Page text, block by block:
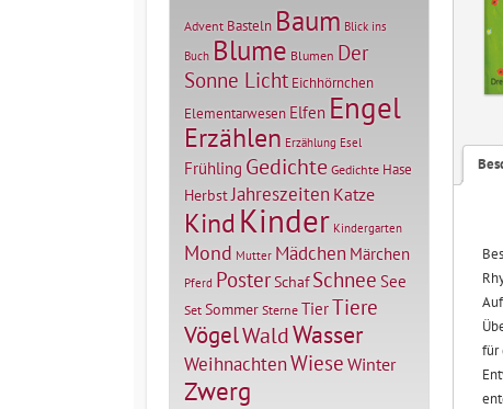
für
Advent Basteln Baum Blick ins
Buch Blume Blumen Der
Sonne Licht Eichhörnchen
Elementarwesen Elfen Engel
Erzählen Erzählung Esel
Frühling Gedichte Gedichte Hase
HerbstJahreszeiten Katze
KindKinder Kindergarten
Mond Mutter Mädchen Märchen
Pferd PosterSchaf Schnee See
Set Sommer Sterne TierTiere
VögelWaldWasser
WeihnachtenWiese Winter
Zwerg